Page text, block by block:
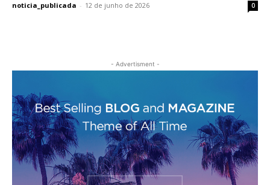
noticia_publicada - 12 de junho de 2026 0
- Advertisment -